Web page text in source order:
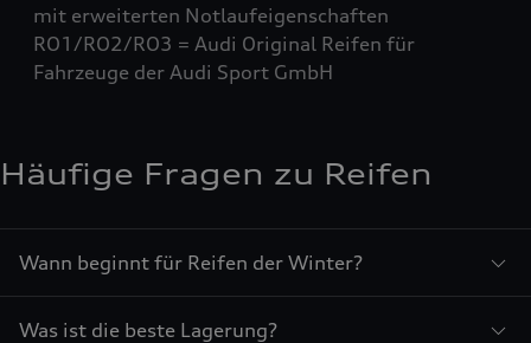
mit erweiterten Notlaufeigenschaften
RO1/RO2/RO3 = Audi Original Reifen für
Fahrzeuge der Audi Sport GmbH
Häufige Fragen zu Reifen
Wann beginnt für Reifen der Winter?
Was ist die beste Lagerung?